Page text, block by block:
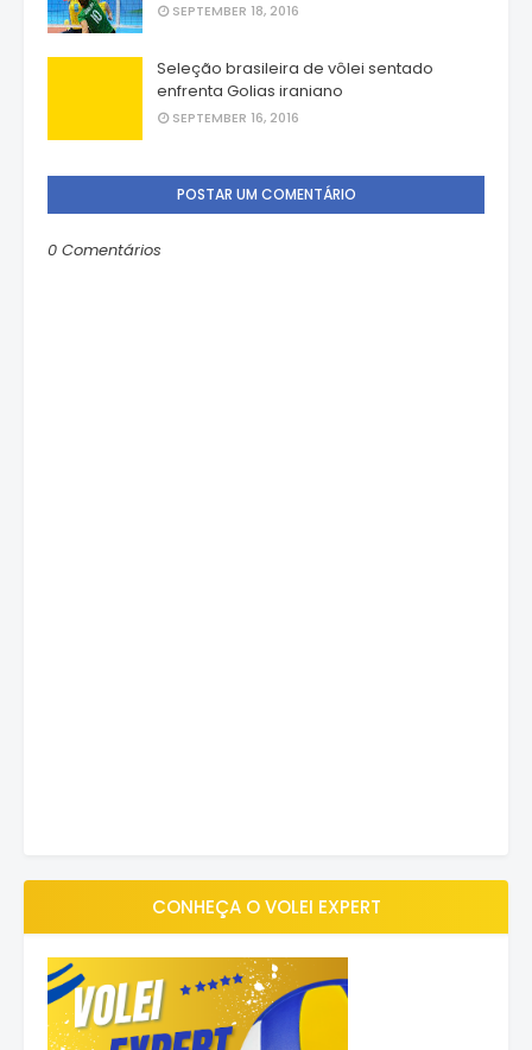
SEPTEMBER 18, 2016
Seleção brasileira de vôlei sentado
enfrenta Golias iraniano
SEPTEMBER 16, 2016
POSTAR UM COMENTÁRIO
0 Comentários
CONHEÇA O VOLEI EXPERT